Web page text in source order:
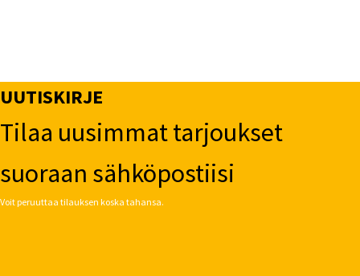
UUTISKIRJE
Tilaa uusimmat tarjoukset
suoraan sähköpostiisi
Voit peruuttaa tilauksen koska tahansa.